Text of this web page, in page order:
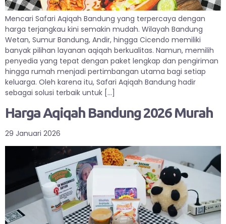
Mencari Safari Aqiqah Bandung yang terpercaya dengan
harga terjangkau kini semakin mudah. Wilayah Bandung
Wetan, Sumur Bandung, Andir, hingga Cicendo memiliki
banyak pilihan layanan aqiqah berkualitas. Namun, memilih
penyedia yang tepat dengan paket lengkap dan pengiriman
hingga rumah menjadi pertimbangan utama bagi setiap
keluarga. Oleh karena itu, Safari Aqiqah Bandung hadir
sebagai solusi terbaik untuk […]
Harga Aqiqah Bandung 2026 Murah
29 Januari 2026